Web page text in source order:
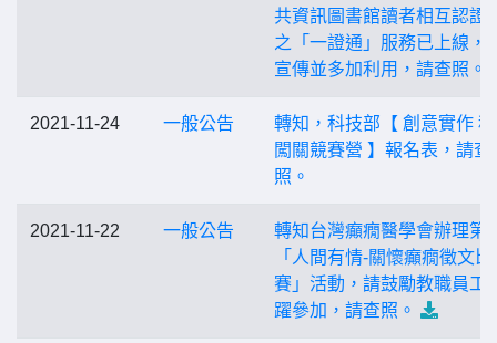
共資訊圖書館讀者相互認證
之「一證通」服務已上線，
宣傳並多加利用，請查照。
2021-11-24 一般公告
轉知，科技部【 創意實作
闖關競賽營 】報名表，請查
照。
2021-11-22 一般公告
轉知台灣癲癇醫學會辦理第
「人間有情-關懷癲癇徵文比
賽」活動，請鼓勵教職員工
躍參加，請查照。